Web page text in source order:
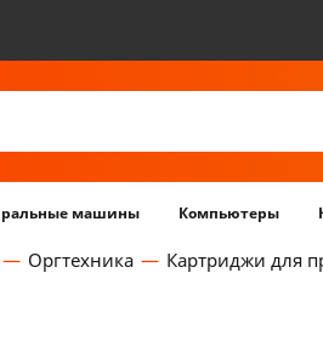
машины Компьютеры
Оргтехника Картриджи для